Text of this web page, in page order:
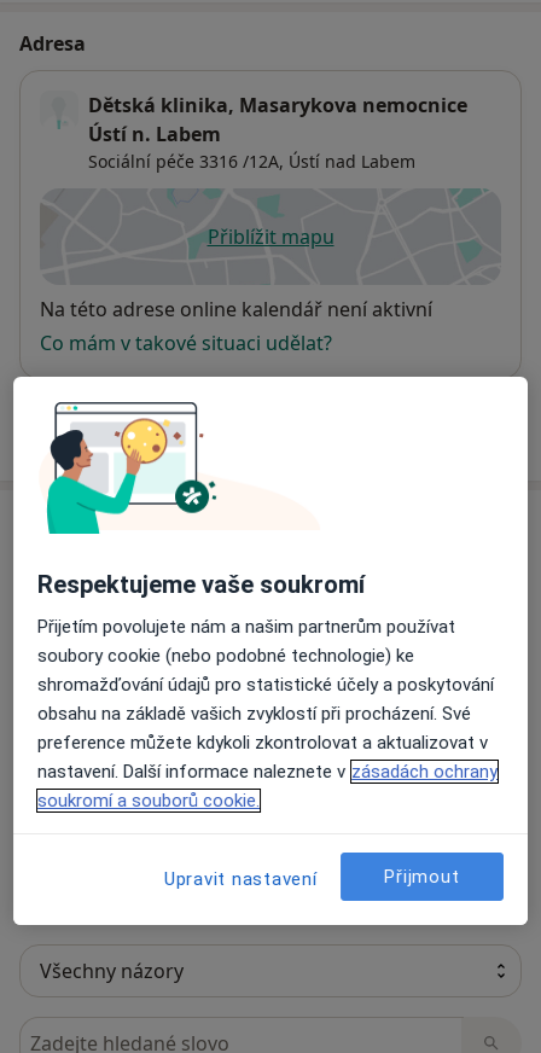
Adresa
Dětská klinika, Masarykova nemocnice
Ústí n. Labem
Sociální péče 3316 /12A, Ústí nad Labem
Přiblížit mapuse otevře v nové záložce
Dostupnost
Na této adrese online kalendář není aktivní
Co mám v takové situaci udělat?
Názory
Přidejte svůj názor
16 názorů
Recenze pacientů jsou pro nás důležité.
Specialisté nemají možnost zaplatit za
Další informace o názorech
Hledejte v názorech
Respektujeme vaše soukromí
Přijetím povolujete nám a našim partnerům používat
soubory cookie (nebo podobné technologie) ke
shromažďování údajů pro statistické účely a poskytování
obsahu na základě vašich zvyklostí při procházení. Své
preference můžete kdykoli zkontrolovat a aktualizovat v
nastavení. Další informace naleznete v zásadách ochrany
soukromí a souborů cookie.
Upravit nastavení Přijmout